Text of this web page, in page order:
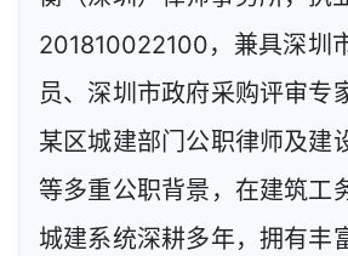
201810022100，兼具深圳
员、深圳市政府采购评审专
某区城建部门公职律师及建
等多重公职背景，在建筑工
城建系统深耕多年，拥有丰